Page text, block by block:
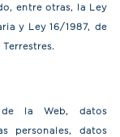
entre otras, la Ley
y Ley 16/1987, de
la Web, datos
personales, datos